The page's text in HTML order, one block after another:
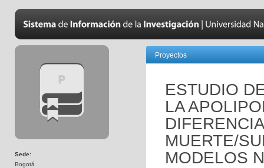
Sede:
Bogotá
Proyectos
ESTUDIO
LA
MUERTE/
MODELOS